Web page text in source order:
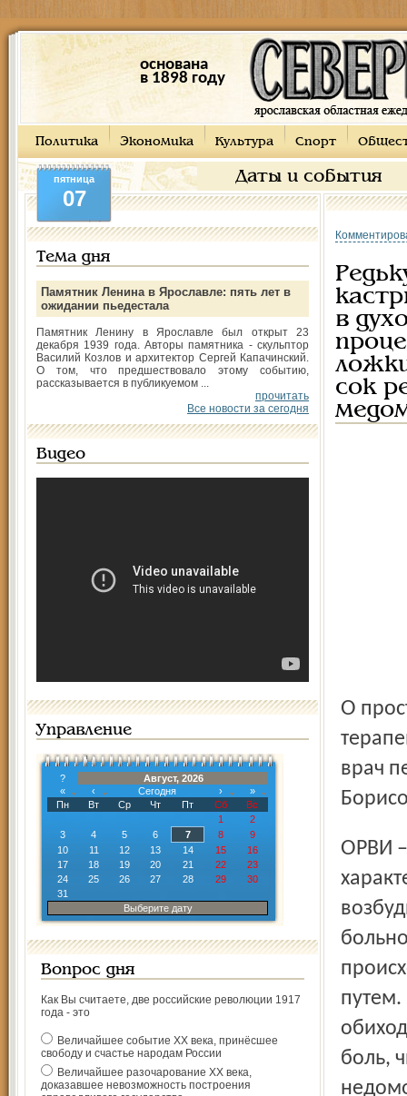
основана
в 1898 году
Политика Экономика Культура Спорт
Даты и события
пятница
07
Тема дня
Памятник Ленина в Ярославле: пять лет в
ожидании пьедестала
Памятник Ленину в Ярославле был открыт 23
декабря 1939 года. Авторы памятника - скульптор
Василий Козлов и архитектор Сергей Капачинский.
О том, что предшествовало этому событию,
рассказывается в публикуемом ...
прочитать
Все новости за сегодня
Видео
Управление
?
Август, 2026
«
‹ Сегодня ›
»
Пн
Вт Ср Чт Пт Сб
Вс
1
2
3
4 5 6 7 8
9
10
11 12 13 14 15
16
17
18 19 20 21 22
23
24
25 26 27 28 29
30
31
Выберите дату
Вопрос дня
Как Вы считаете, две российские революции 1917
года - это
Величайшее событие ХХ века, принёсшее
свободу и счастье народам России
Величайшее разочарование ХХ века,
доказавшее невозможность построения
в
сок
О простудных заболеваниях рассказывает участковый
врач
ОРВИ – это группа острых инфекционных болезней,
боль,